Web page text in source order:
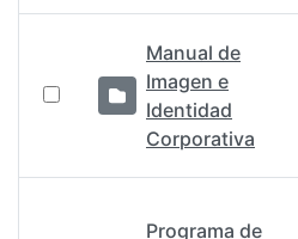
Manual de
Imagen e
Identidad
Corporativa
Programa de